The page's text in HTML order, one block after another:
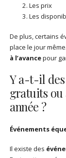
Les prix
Les
De plus, certains
place le jour
à l’avancepour
Y a-t-il des
gratuits ou
année ?
Événements
Il existe des